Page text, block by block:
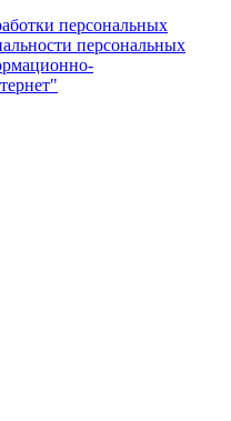
персональных
персональных